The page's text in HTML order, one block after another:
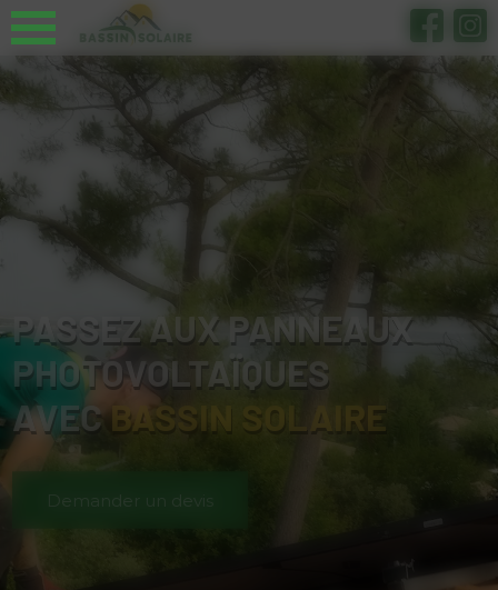
Panneau de gestion des cookies
PASSEZ AUX PANNEAUX
PHOTOVOLTAÏQUES
AVECBASSIN SOLAIRE